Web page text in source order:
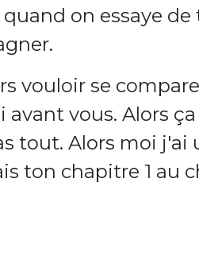
on essaye
vouloir se
vous. Alors
tout. Alors moi j'ai
ton chapitre 1 au